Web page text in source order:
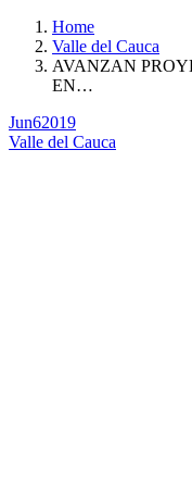
Home
Valle del Cauca
AVANZAN
EN…
Jun62019
Valle del Cauca